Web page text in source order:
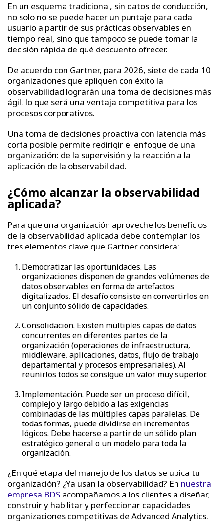
En un esquema tradicional, sin datos de conducción,
no solo no se puede hacer un puntaje para cada
usuario a partir de sus prácticas observables en
tiempo real, sino que tampoco se puede tomar la
decisión rápida de qué descuento ofrecer.
De acuerdo con Gartner, para 2026, siete de cada 10
organizaciones que apliquen con éxito la
observabilidad lograrán una toma de decisiones más
ágil, lo que será una ventaja competitiva para los
procesos corporativos.
Una toma de decisiones proactiva con latencia más
corta posible permite redirigir el enfoque de una
organización: de la supervisión y la reacción a la
aplicación de la observabilidad.
¿Cómo alcanzar la observabilidad
aplicada?
Para que una organización aproveche los beneficios
de la observabilidad aplicada debe contemplar los
tres elementos clave que Gartner considera:
Democratizar las oportunidades. Las
organizaciones disponen de grandes volúmenes de
datos observables en forma de artefactos
digitalizados. El desafío consiste en convertirlos en
un conjunto sólido de capacidades.
Consolidación. Existen múltiples capas de datos
concurrentes en diferentes partes de la
organización (operaciones de infraestructura,
middleware, aplicaciones, datos, flujo de trabajo
departamental y procesos empresariales). Al
reunirlos todos se consigue un valor muy superior.
Implementación. Puede ser un proceso difícil,
complejo y largo debido a las exigencias
combinadas de las múltiples capas paralelas. De
todas formas, puede dividirse en incrementos
lógicos. Debe hacerse a partir de un sólido plan
estratégico general o un modelo para toda la
organización.
¿En qué etapa del manejo de los datos se ubica tu
organización? ¿Ya usan la observabilidad? En nuestra
empresa BDS acompañamos a los clientes a diseñar,
construir y habilitar y perfeccionar capacidades
organizaciones competitivas de Advanced Analytics.